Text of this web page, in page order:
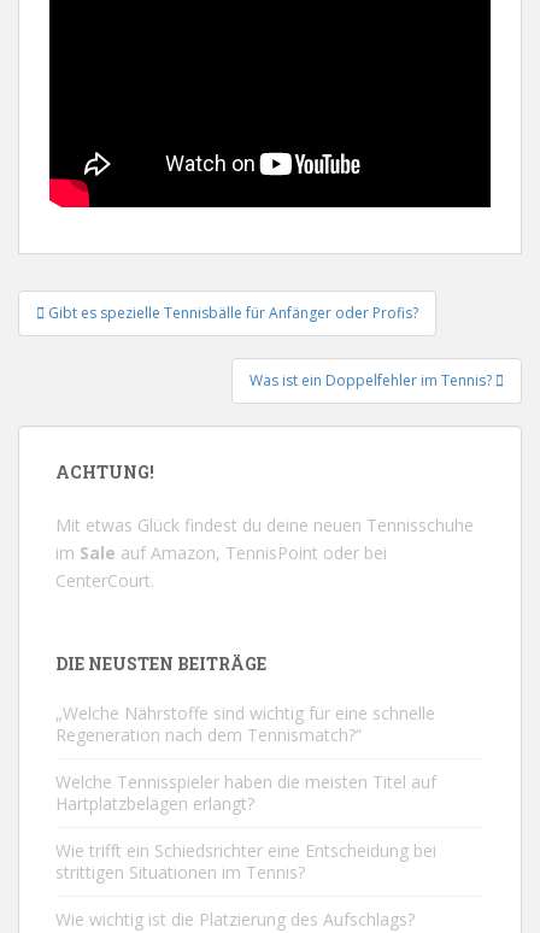
Beitrags-
Navigation
Gibt es spezielle Tennisbälle für Anfänger oder Profis?
Was ist ein Doppelfehler im Tennis?
ACHTUNG!
Mit etwas Glück findest du deine neuen Tennisschuhe
im Sale aufAmazon, TennisPoint oder bei
CenterCourt.
DIE NEUSTEN BEITRÄGE
„Welche Nährstoffe sind wichtig für eine schnelle
Regeneration nach dem Tennismatch?“
Welche Tennisspieler haben die meisten Titel auf
Hartplatzbelägen erlangt?
Wie trifft ein Schiedsrichter eine Entscheidung bei
strittigen Situationen im Tennis?
Wie wichtig ist die Platzierung des Aufschlags?